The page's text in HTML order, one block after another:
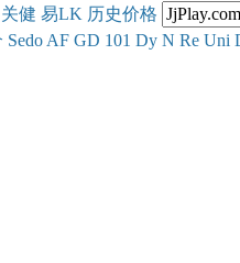
关健 易LK 历史价格
Sedo AF GD 101 Dy N Re Uni